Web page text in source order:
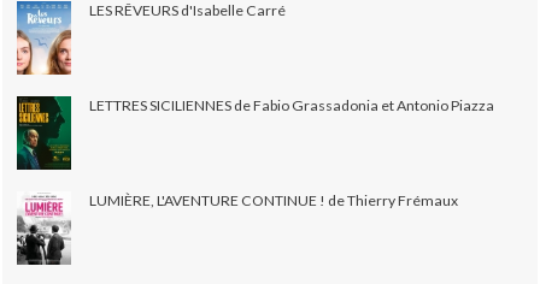
LES RÊVEURS d'Isabelle Carré
LETTRES SICILIENNES de Fabio Grassadonia et Antonio Piazza
LUMIÈRE, L'AVENTURE CONTINUE ! de Thierry Frémaux